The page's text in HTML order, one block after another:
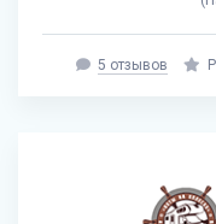
5 отзывов